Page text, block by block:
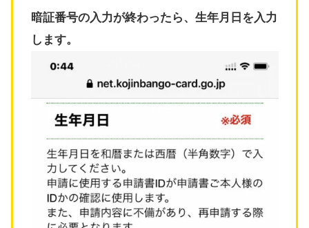
暗証番号の入力が終わったら、生年月日を入力
します。